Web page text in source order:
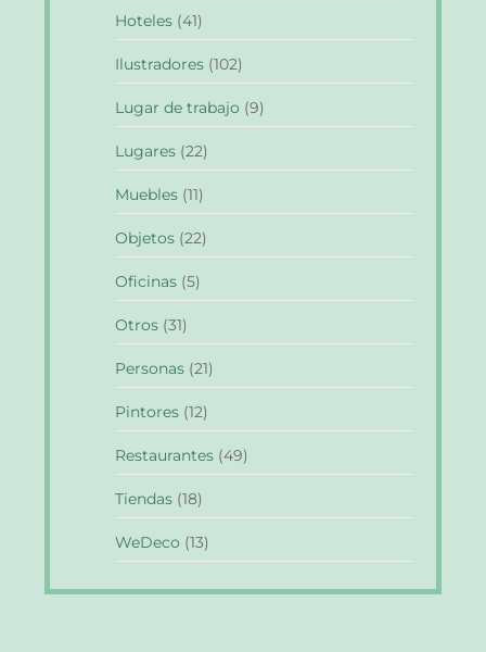
Hoteles (41)
Ilustradores (102)
Lugar de trabajo (9)
Lugares (22)
Muebles (11)
Objetos (22)
Oficinas (5)
Otros (31)
Personas (21)
Pintores (12)
Restaurantes (49)
Tiendas (18)
WeDeco (13)